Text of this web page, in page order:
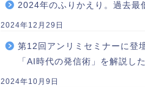
2024年のふりかえり。過去最
2024年12月29日
第12回アンリミセミナーに登
「AI時代の発信術」を解説し
2024年10月9日